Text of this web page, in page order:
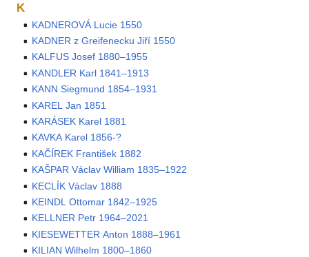
K
KADNEROVÁ Lucie 1550
KADNER z Greifenecku Jiří 1550
KALFUS Josef 1880–1955
KANDLER Karl 1841–1913
KANN Siegmund 1854–1931
KAREL Jan 1851
KARÁSEK Karel 1881
KAVKA Karel 1856-?
KAČÍREK František 1882
KAŠPAR Václav William 1835–1922
KECLÍK Václav 1888
KEINDL Ottomar 1842–1925
KELLNER Petr 1964–2021
KIESEWETTER Anton 1888–1961
KILIAN Wilhelm 1800–1860